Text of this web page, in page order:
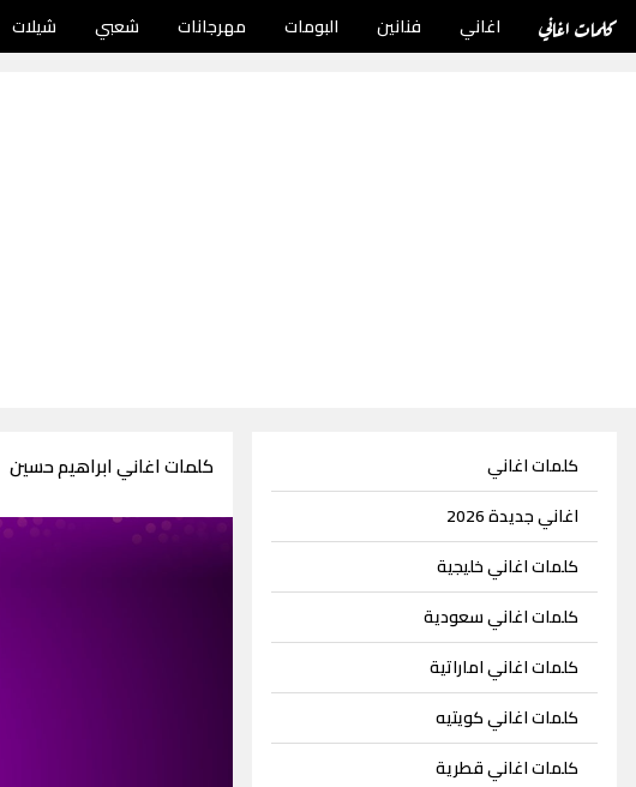
كلمات اغاني اغاني فنانين البومات مهرجانات شعبي شيلات
كلمات اغاني
اغاني جديدة 2026
كلمات اغاني خليجية
كلمات اغاني سعودية
كلمات اغاني اماراتية
كلمات اغاني كويتيه
كلمات اغاني قطرية
كلمات اغاني ابراهيم حسين